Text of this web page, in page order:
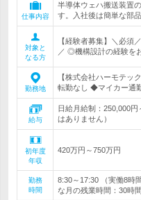
仕事内容
半導体ウェハ搬送装置
す。入社後は簡単な部
対象と
なる方
【経験者募集】＼必
／ ◎機構設計の経験を
勤務地
【株式会社ハーモテッ
転勤なし ◆マイカー通
給与
日給月給制：250,000
はありません）
初年度
年収
420万円～750万円
勤務
時間
8:30～17:30 （実働8時
な月の残業時間：30時